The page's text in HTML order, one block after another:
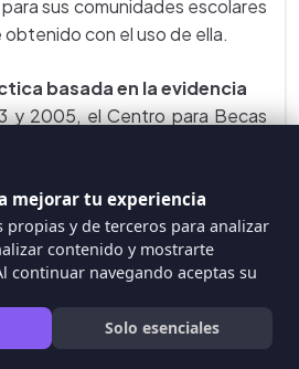
sus comunidades escolares
obtenido con el uso de ella.
basada en la evidencia
y 2005, el Centro para Becas
la Universidad de Rutgers,
con fondos provenientes del
y Servicios de Bibliotecas
cabo tanto una investigación
desarrollo denominado, “El
escolares en el
estudiantes”, para ofrecer
mejorar tu experiencia
propias y de terceros para analizar
contenido y mostrarte
continuar navegando aceptas su
Solo esenciales